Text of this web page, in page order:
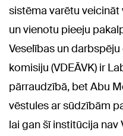
sistēma varētu
un vienotu pieeju
Veselības un
komisiju (VDEĀVK) ir
pārraudzībā, bet Abu
vēstules ar sūdzībām
lai gan šī institūcija nav